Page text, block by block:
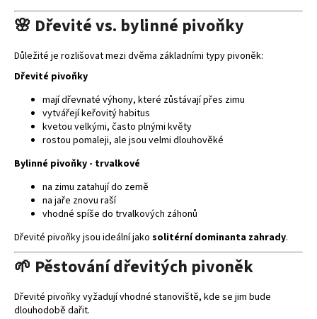
í
p
v
y
v
ý
p
🌸 Dřevité vs. bylinné pivoňky
Důležité je rozlišovat mezi dvěma základními typy pivoněk:
Dřevité pivoňky
mají dřevnaté výhony, které zůstávají přes zimu
vytvářejí keřovitý habitus
kvetou velkými, často plnými květy
rostou pomaleji, ale jsou velmi dlouhověké
Bylinné pivoňky - trvalkové
na zimu zatahují do země
na jaře znovu raší
vhodné spíše do trvalkových záhonů
Dřevité pivoňky jsou ideální jako solitérní dominanta zahrady.
🌱 Pěstování dřevitých pivoněk
Dřevité pivoňky vyžadují vhodné stanoviště, kde se jim bude
dlouhodobě dařit.